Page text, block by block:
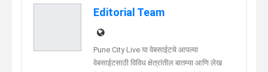
Editorial Team
Pune City Live या वेबसाईटचे आपल्या
वेबसाईटसाठी विविध क्षेत्रांतील बातम्या आणि लेख